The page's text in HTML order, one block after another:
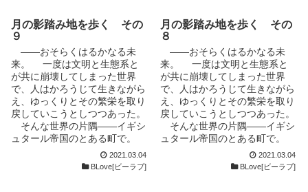
らへこませてやろう、怒らせて
やろう、しょげさせてやろうと
しても、いっこうにこたえた様
子もなくいつもにこにことして
いるアンツに、ユヴュは自分の
影響力を否定されているように
感じ、苛立ちをつのらせてい
く。 そんなある日、ユヴュ
ははずみからアンツを抱く。そ
の行為を、ユヴュは強姦だと思
ったが、アンツはそうは思わな
かった。その行為によっても、
ユヴュは自分の求める結果を得
の行為はいたぶりではなく、初
めて自分の言葉をまともに受け
止めてくれた人からの、貴重な
示唆に他ならなかったのだ。
まるで予想もしていなかった
アンツの反応に戸惑い、苛立つ
ユヴュ。しかし、自分でもはっ
きりとした理由のわからぬまま
に、なぜだかアンツのもとに通
い続け、友達のようにも見える
付き合いを続けてしまう。まわ
りからは半ば村八分にされてい
るアンツにとって、それは非常
の行為はいたぶりではなく、初
めて自分の言葉をまともに受け
止めてくれた人からの、貴重な
示唆に他ならなかったのだ。
まるで予想もしていなかった
アンツの反応に戸惑い、苛立つ
ユヴュ。しかし、自分でもはっ
きりとした理由のわからぬまま
に、なぜだかアンツのもとに通
い続け、友達のようにも見える
付き合いを続けてしまう。まわ
りからは半ば村八分にされてい
るアンツにとって、それは非常
えていた貴族の男、ユヴュは、
そのやり場のないいらだちを平
民の男、アンツにぶつけて鬱憤
を晴らそうとするが、その目論
見は完全に失敗に終わる。ユヴ
ュは、偶然から手に入れた、ア
ンツのライフワークともいえる
論文を徹底的にこきおろし、そ
の不備と欠陥とを指摘していた
ぶることでアンツにダメージを
与えてやろうとする。だが、あ
る理由から肉親以外からはこと
ごとく冷たい扱いを受け、まと
えていた貴族の男、ユヴュは、
そのやり場のないいらだちを平
民の男、アンツにぶつけて鬱憤
を晴らそうとするが、その目論
見は完全に失敗に終わる。ユヴ
ュは、偶然から手に入れた、ア
ンツのライフワークともいえる
論文を徹底的にこきおろし、そ
の不備と欠陥とを指摘していた
ぶることでアンツにダメージを
与えてやろうとする。だが、あ
る理由から肉親以外からはこと
ごとく冷たい扱いを受け、まと
月の影踏み地を歩く その
９
――おそらくはるかなる未
来。 一度は文明と生態系と
が共に崩壊してしまった世界
で、人はかろうじて生きながら
え、ゆっくりとその繁栄を取り
戻していこうとしつつあった。
そんな世界の片隅――イギシ
ュタール帝国のとある町で。
ひょんなことから貴族の男
と、平民の男とが出会う。それ
2021.03.04
BLove[ビーラブ]
月の影踏み地を歩く その
８
――おそらくはるかなる未
来。 一度は文明と生態系と
が共に崩壊してしまった世界
で、人はかろうじて生きながら
え、ゆっくりとその繁栄を取り
戻していこうとしつつあった。
そんな世界の片隅――イギシ
ュタール帝国のとある町で。
ひょんなことから貴族の男
と、平民の男とが出会う。それ
2021.03.04
BLove[ビーラブ]